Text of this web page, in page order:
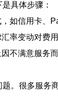
具体步骤：
如信用卡、
率变动对费用
不满意服务而
。很多服